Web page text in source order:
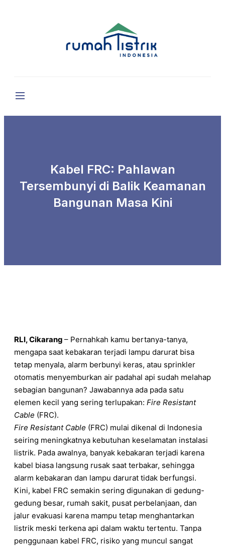
Kabel FRC: Pahlawan
Tersembunyi di Balik Keamanan
Bangunan Masa Kini
RLI, Cikarang – Pernahkah kamu bertanya-tanya,
mengapa saat kebakaran terjadi lampu darurat bisa
tetap menyala, alarm berbunyi keras, atau sprinkler
otomatis menyemburkan air padahal api sudah melahap
sebagian bangunan? Jawabannya ada pada satu
elemen kecil yang sering terlupakan: Fire Resistant
Cable (FRC).
Fire Resistant Cable (FRC) mulai dikenal di Indonesia
seiring meningkatnya kebutuhan keselamatan instalasi
listrik. Pada awalnya, banyak kebakaran terjadi karena
kabel biasa langsung rusak saat terbakar, sehingga
alarm kebakaran dan lampu darurat tidak berfungsi.
Kini, kabel FRC semakin sering digunakan di gedung-
gedung besar, rumah sakit, pusat perbelanjaan, dan
jalur evakuasi karena mampu tetap menghantarkan
listrik meski terkena api dalam waktu tertentu. Tanpa
penggunaan kabel FRC, risiko yang muncul sangat